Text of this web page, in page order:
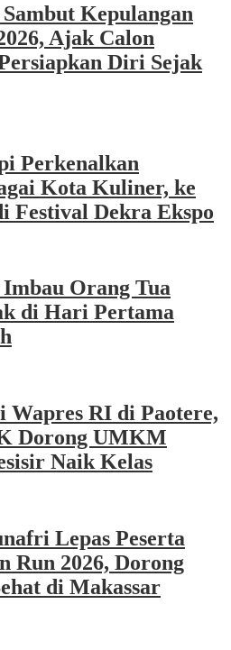
Kepulangan
Ajak Calon
Diri Sejak
Perkenalkan
Kota Kuliner, ke
Festival Dekra Ekspo
Orang Tua
di Hari Pertama
RI di Paotere,
Dorong UMKM
Naik Kelas
Lepas Peserta
Run 2026, Dorong
di Makassar